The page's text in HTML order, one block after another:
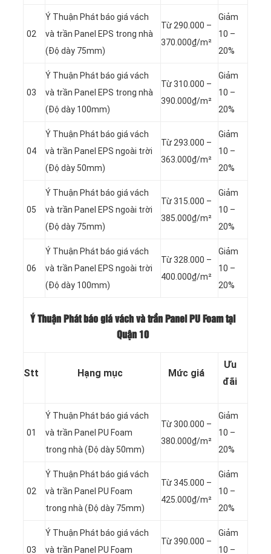
02
Ý Thuận Phát báo giá vách
và trần Panel EPS trong nhà
(Độ dày 75mm)
Từ 290.000 –
370.000₫/m²
Giảm
10 –
20%
03
Ý Thuận Phát báo giá vách
và trần Panel EPS trong nhà
(Độ dày 100mm)
Từ 310.000 –
390.000₫/m²
Giảm
10 –
20%
04
Ý Thuận Phát báo giá vách
và trần Panel EPS ngoài trời
(Độ dày 50mm)
Từ 293.000 –
363.000₫/m²
Giảm
10 –
20%
05
Ý Thuận Phát báo giá vách
và trần Panel EPS ngoài trời
(Độ dày 75mm)
Từ 315.000 –
385.000₫/m²
Giảm
10 –
20%
06
Ý Thuận Phát báo giá vách
và trần Panel EPS ngoài trời
(Độ dày 100mm)
Từ 328.000 –
400.000₫/m²
Giảm
10 –
20%
Ý Thuận Phát báo giá vách và trần Panel PU Foam tại
Quận 10
Stt Hạng mục Mức giá
Ưu
đãi
01
Ý Thuận Phát báo giá vách
và trần Panel PU Foam
trong nhà (Độ dày 50mm)
Từ 300.000 –
380.000₫/m²
Giảm
10 –
20%
02
Ý Thuận Phát báo giá vách
và trần Panel PU Foam
trong nhà (Độ dày 75mm)
Từ 345.000 –
425.000₫/m²
Giảm
10 –
20%
03
Ý Thuận Phát báo giá vách
và trần Panel PU Foam
Từ 390.000 –
Giảm
10 –